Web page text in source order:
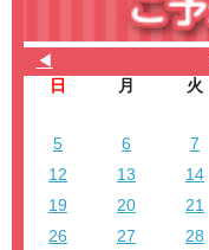
◀
日
月 火
5
6 7
12
13 14
19
20 21
26
27 28